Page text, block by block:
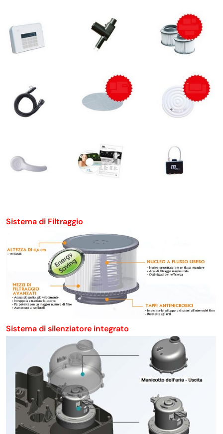
Sistema di Filtraggio
Sistema di silenziatore integrato